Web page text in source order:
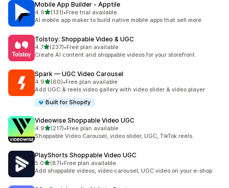
Mobile App Builder ‑ Apptile
4.9滿分 5 顆星
(131)
共有 131 則評價
•Free trial available
AI mobile app maker to build native mobile apps that sell more
Tolstoy: Shoppable Video & UGC
4.7滿分 5 顆星
(237)
共有 237 則評價
•Free plan available
Create AI content and shoppable videos for your storefront.
Spark — UGC Video Carousel
4.9滿分 5 顆星
(60)
共有 60 則評價
•Free plan available
Add UGC & reels video gallery with video slider & video player
Built for Shopify
Videowise Shoppable Video UGC
4.9滿分 5 顆星
(217)
共有 217 則評價
•Free plan available
Shoppable Video Carousel, video slider, UGC, TikTok reels.
PlayShorts Shoppable Video UGC
5.0滿分 5 顆星
(87)
共有 87 則評價
•Free plan available
Add shoppable videos, video carousel, UGC video on your e-shop